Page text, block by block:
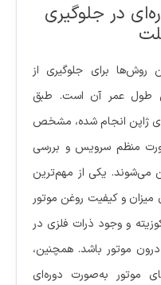
در جلوگیری
روش‌ها برای جلوگیری از
طول عمر آن است. طبق
ژاپن انجام شده، مشخص
منظم سرویس و بررسی
روغن می‌شوند. یکی از مهم‌ترین
و کیفیت روغن موتور
و وجود ذرات فلزی در
موتور باشد. همچنین،
موتور به‌صورت دوره‌ای